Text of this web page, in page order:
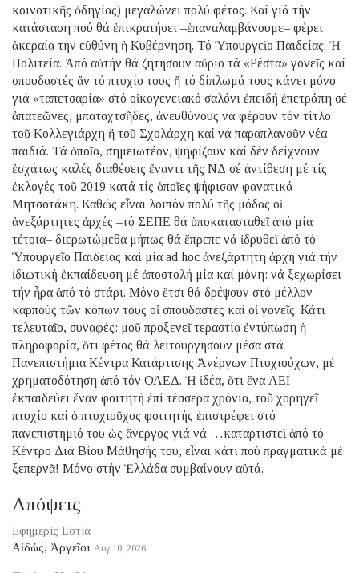
κοινοτικῆς ὁδηγίας) μεγαλώνει πολύ φέτος. Καί γιά τήν
κατάσταση πού θά ἐπικρατήσει –ἐπαναλαμβάνουμε– φέρει
ἀκεραία τήν εὐθύνη ἡ Κυβέρνηση. Τό Ὑπουργεῖο Παιδείας. Ἡ
Πολιτεία. Ἀπό αὐτήν θά ζητήσουν αὔριο τά «Ρέστα» γονεῖς καί
σπουδαστές ἄν τό πτυχίο τους ἤ τό δίπλωμά τους κάνει μόνο
γιά «ταπετσαρία» στό οἰκογενειακό σαλόνι ἐπειδή ἐπετράπη σέ
ἀπατεῶνες, μπαταχτσῆδες, ἀνευθύνους νά φέρουν τόν τίτλο
τοῦ Κολλεγιάρχη ἤ τοῦ Σχολάρχη καί νά παραπλανοῦν νέα
παιδιά. Τά ὁποῖα, σημειωτέον, ψηφίζουν καί δέν δείχνουν
ἐσχάτως καλές διαθέσεις ἔναντι τῆς ΝΔ σέ ἀντίθεση μέ τίς
ἐκλογές τοῦ 2019 κατά τίς ὁποῖες ψήφισαν φανατικά
Μητσοτάκη. Καθώς εἶναι λοιπόν πολύ τῆς μόδας οἱ
ἀνεξάρτητες ἀρχές –τό ΣΕΠΕ θά ὑποκατασταθεῖ ἀπό μία
τέτοια– διερωτώμεθα μήπως θά ἔπρεπε νά ἱδρυθεῖ ἀπό τό
Ὑπουργεῖο Παιδείας καί μία ad hoc ἀνεξάρτητη ἀρχή γιά τήν
ἰδιωτική ἐκπαίδευση μέ ἀποστολή μία καί μόνη: νά ξεχωρίσει
τήν ἦρα ἀπό τό στάρι. Μόνο ἔτσι θά δρέψουν στό μέλλον
καρπούς τῶν κόπων τους οἱ σπουδαστές καί οἱ γονεῖς. Κάτι
τελευταῖο, συναφές: μοῦ προξενεῖ τεραστία ἐντύπωση ἡ
πληροφορία, ὅτι φέτος θά λειτουργήσουν μέσα στά
Πανεπιστήμια Κέντρα Κατάρτισης Ἀνέργων Πτυχιούχων, μέ
χρηματοδότηση ἀπό τόν ΟΑΕΔ. Ἡ ἰδέα, ὅτι ἕνα ΑΕΙ
ἐκπαιδεύει ἕναν φοιτητή ἐπί τέσσερα χρόνια, τοῦ χορηγεῖ
πτυχίο καί ὁ πτυχιοῦχος φοιτητής ἐπιστρέφει στό
πανεπιστήμιό του ὡς ἄνεργος γιά νά …καταρτιστεῖ ἀπό τό
Κέντρο Διά Βίου Μάθησής του, εἶναι κάτι πού πραγματικά μέ
ξεπερνᾶ! Μόνο στήν Ἑλλάδα συμβαίνουν αὐτά.
Απόψεις
Εφημερίς Εστία
Αἰδώς, Ἀργεῖοι Αυγ 10, 2026